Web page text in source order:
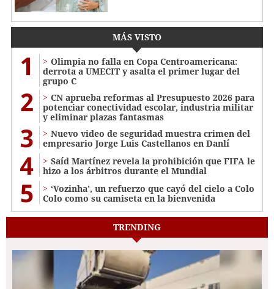
MÁS VISTO
1
Olimpia no falla en Copa Centroamericana:
derrota a UMECIT y asalta el primer lugar del
grupo C
2
CN aprueba reformas al Presupuesto 2026 para
potenciar conectividad escolar, industria militar
y eliminar plazas fantasmas
3
Nuevo video de seguridad muestra crimen del
empresario Jorge Luis Castellanos en Danlí
4
Saíd Martínez revela la prohibición que FIFA le
hizo a los árbitros durante el Mundial
5
‘Vozinha’, un refuerzo que cayó del cielo a Colo
Colo como su camiseta en la bienvenida
TRENDING